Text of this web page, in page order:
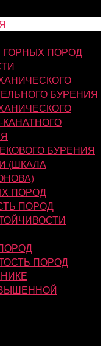
ПОРОД
БУРЕНИЯ
БУРЕНИЯ
(ШКАЛА
ПОРОД
ПОРОД
ПОРОД